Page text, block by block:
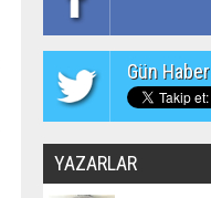
Gün
YAZARLAR